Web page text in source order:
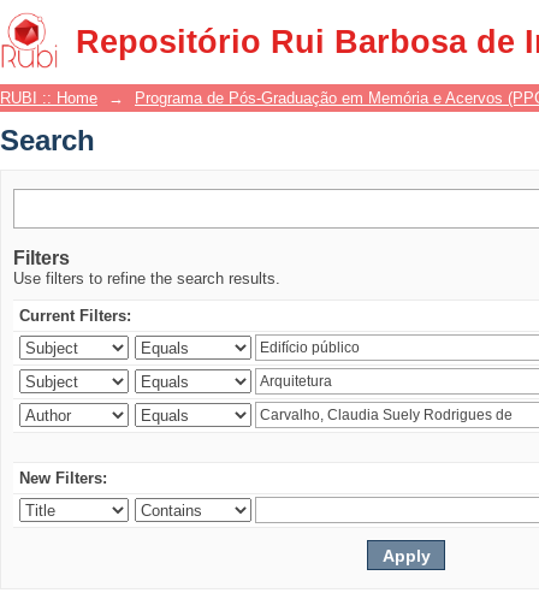
Repositório Rui Barbosa de
Search
RUBI :: Home → Programa de Pós-Graduação em Memória e Acervos
Search
Filters
Use filters to refine the search results.
Current Filters:
New Filters: